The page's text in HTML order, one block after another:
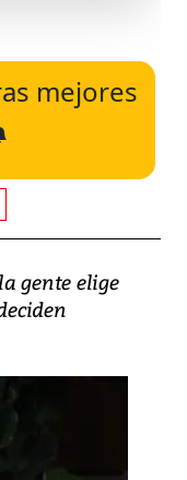
mejores
gente elige